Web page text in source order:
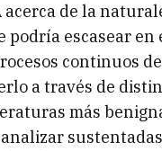
acerca de la
podría escasear en
continuos
a través de
más